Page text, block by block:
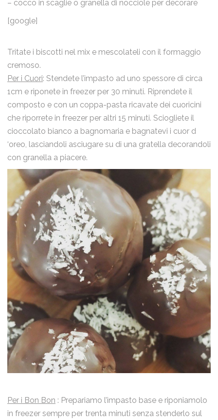
– cocco in scaglie o granella di nocciole per decorare
[google]
Tritate i biscotti nel mix e mescolateli con il formaggio
cremoso.
Per i Cuori: Stendete l’impasto ad uno spessore di circa
1cm e riponete in freezer per 30 minuti. Riprendete il
composto e con un coppa-pasta ricavate dei cuoricini
che riporrete in freezer per altri 15 minuti. Sciogliete il
cioccolato bianco a bagnomaria e bagnatevi i cuor d
‘oreo, lasciandoli asciugare su di una gratella decorandoli
con granella a piacere.
Per i Bon Bon : Prepariamo l’impasto base e riponiamolo
in freezer sempre per trenta minuti senza stenderlo sul
email